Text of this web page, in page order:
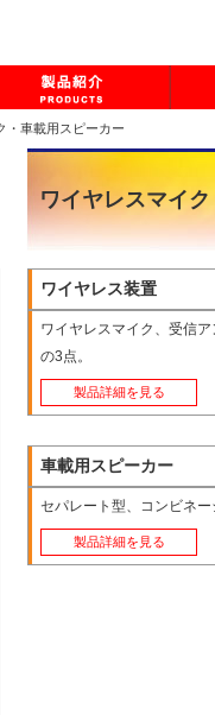
・車載用スピーカー
ワイヤレスマイ
ワイヤレス装置
ワイヤレスマイク、受信
の3点。
製品詳細を見る
車載用スピーカー
セパレート型、コンビネ
製品詳細を見る